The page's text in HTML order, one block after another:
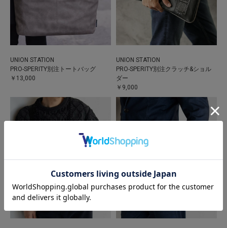
UNION STATION
PRO-SPERITY別注トートバッグ
￥13,000
UNION STATION
PRO-SPERITY別注クラッチ&ショル
ダー
￥9,000